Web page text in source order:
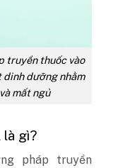
truyền thuốc vào
dưỡng nhằm
mất ngủ
là gì?
pháp truyền